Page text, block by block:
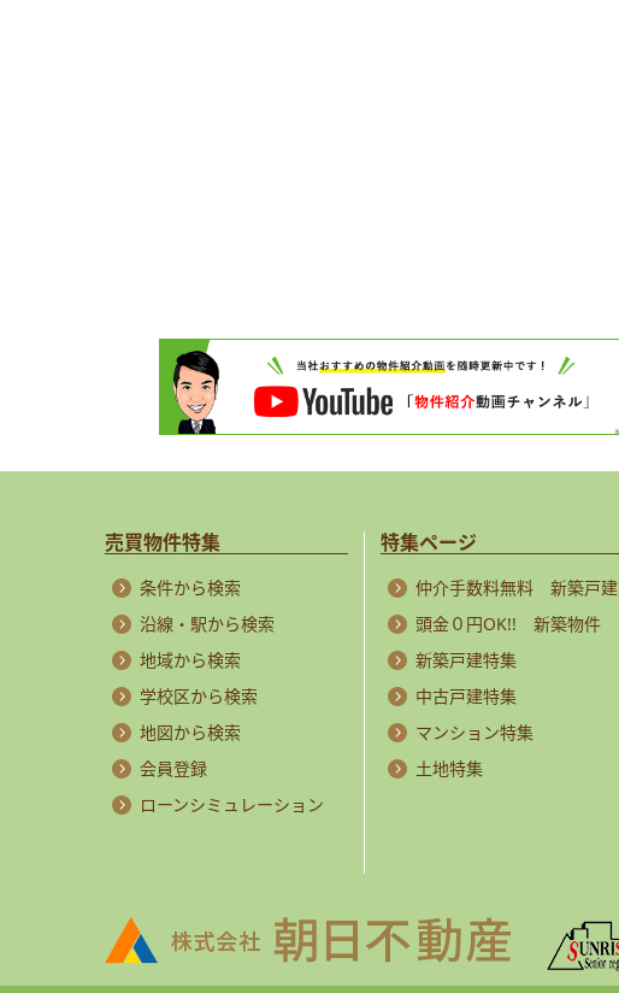
売買物件特集
条件から検索
沿線・駅から検索
地域から検索
学校区から検索
地図から検索
会員登録
ローンシミュレーション
特集ページ
仲介手数料無料 新築戸建
頭金０円OK!! 新築物件
新築戸建特集
中古戸建特集
マンション特集
土地特集